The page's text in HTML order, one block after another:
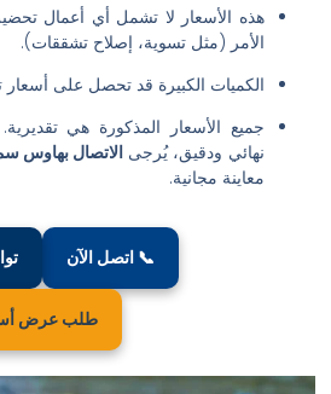
هذه الأسعار لا تشمل أي أعمال
الأمر (مثل تسوية، إصلاح تشققات).
الكميات الكبيرة قد تحصل على أسعار
جميع الأسعار المذكورة هي
نهائي ودقيق، يُرجى الاتصال بهاوس
معاينة مجانية.
📞 اتصل الآن
طلب عرض